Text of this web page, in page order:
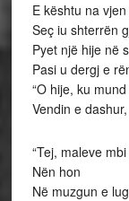
E kështu na
Seç iu shterrën
Pyet një hije në
Pasi u dergj e
“O hije, ku
Vendin e
“Tej, maleve
Nën hon
Në muzgun e